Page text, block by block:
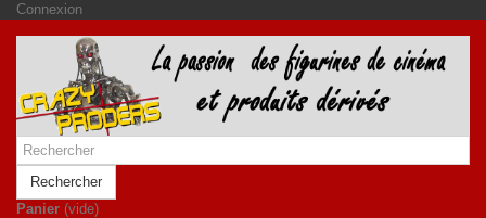
Connexion
Rechercher
Panier (vide)